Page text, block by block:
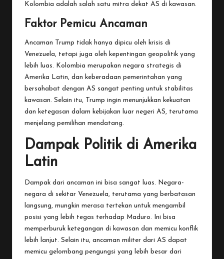
Kolombia adalah salah satu mitra dekat AS di kawasan.
Faktor Pemicu Ancaman
Ancaman Trump tidak hanya dipicu oleh krisis di
Venezuela, tetapi juga oleh kepentingan geopolitik yang
lebih luas. Kolombia merupakan negara strategis di
Amerika Latin, dan keberadaan pemerintahan yang
bersahabat dengan AS sangat penting untuk stabilitas
kawasan. Selain itu, Trump ingin menunjukkan kekuatan
dan ketegasan dalam kebijakan luar negeri AS, terutama
menjelang pemilihan mendatang.
Dampak Politik di Amerika
Latin
Dampak dari ancaman ini bisa sangat luas. Negara-
negara di sekitar Venezuela, terutama yang berbatasan
langsung, mungkin merasa tertekan untuk mengambil
posisi yang lebih tegas terhadap Maduro. Ini bisa
memperburuk ketegangan di kawasan dan memicu konflik
lebih lanjut. Selain itu, ancaman militer dari AS dapat
memicu gelombang pengungsi yang lebih besar dari